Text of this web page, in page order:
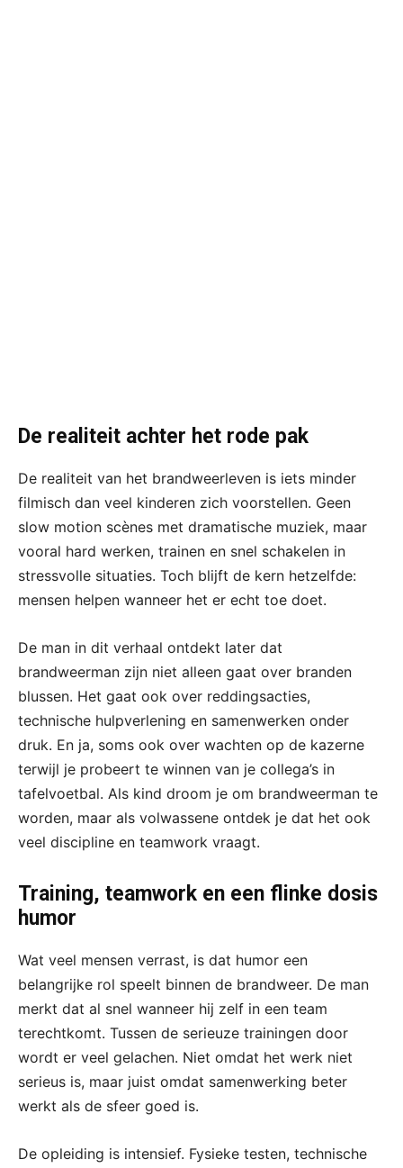
De realiteit achter het rode pak
De realiteit van het brandweerleven is iets minder
filmisch dan veel kinderen zich voorstellen. Geen
slow motion scènes met dramatische muziek, maar
vooral hard werken, trainen en snel schakelen in
stressvolle situaties. Toch blijft de kern hetzelfde:
mensen helpen wanneer het er echt toe doet.
De man in dit verhaal ontdekt later dat
brandweerman zijn niet alleen gaat over branden
blussen. Het gaat ook over reddingsacties,
technische hulpverlening en samenwerken onder
druk. En ja, soms ook over wachten op de kazerne
terwijl je probeert te winnen van je collega’s in
tafelvoetbal. Als kind droom je om brandweerman te
worden, maar als volwassene ontdek je dat het ook
veel discipline en teamwork vraagt.
Training, teamwork en een flinke dosis
humor
Wat veel mensen verrast, is dat humor een
belangrijke rol speelt binnen de brandweer. De man
merkt dat al snel wanneer hij zelf in een team
terechtkomt. Tussen de serieuze trainingen door
wordt er veel gelachen. Niet omdat het werk niet
serieus is, maar juist omdat samenwerking beter
werkt als de sfeer goed is.
De opleiding is intensief. Fysieke testen, technische